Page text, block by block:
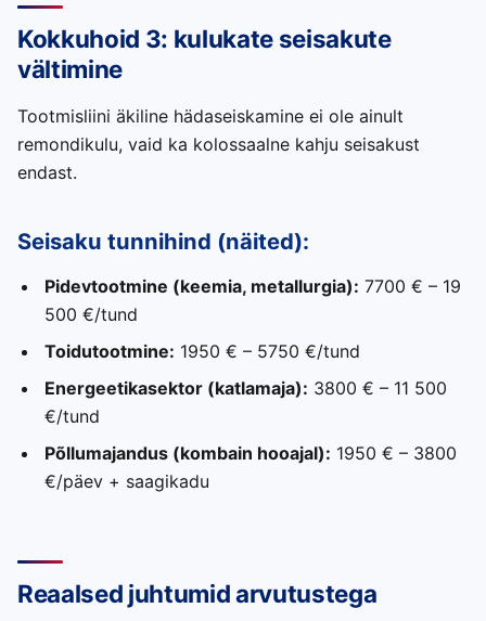
Kokkuhoid 3: kulukate seisakute
vältimine
Tootmisliini äkiline hädaseiskamine ei ole ainult
remondikulu, vaid ka kolossaalne kahju seisakust
endast.
Seisaku tunnihind (näited):
Pidevtootmine (keemia, metallurgia): 7700 € – 19
500 €/tund
Toidutootmine: 1950 € – 5750 €/tund
Energeetikasektor (katlamaja): 3800 € – 11 500
€/tund
Põllumajandus (kombain hooajal): 1950 € – 3800
€/päev + saagikadu
Reaalsed juhtumid arvutustega